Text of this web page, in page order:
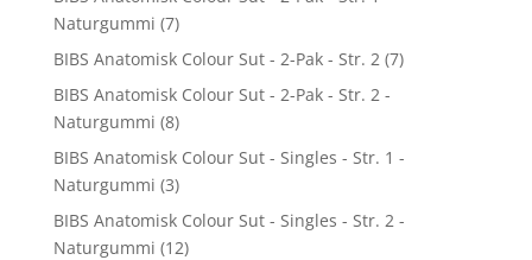
Naturgummi (7)
BIBS Anatomisk Colour Sut - 2-Pak - Str. 2 (7)
BIBS Anatomisk Colour Sut - 2-Pak - Str. 2 -
Naturgummi (8)
BIBS Anatomisk Colour Sut - Singles - Str. 1 -
Naturgummi (3)
BIBS Anatomisk Colour Sut - Singles - Str. 2 -
Naturgummi (12)